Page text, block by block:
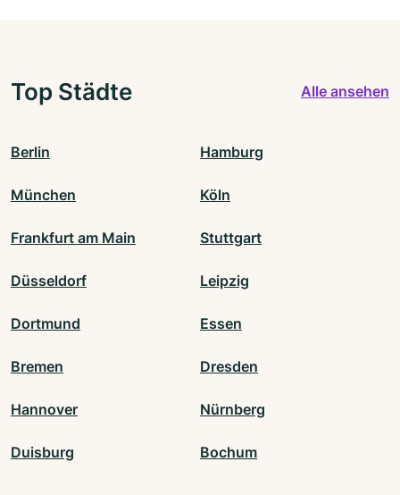
Top Städte Alle ansehen
Berlin Hamburg
München Köln
Frankfurt am Main Stuttgart
Düsseldorf Leipzig
Dortmund Essen
Bremen Dresden
Hannover Nürnberg
Duisburg Bochum